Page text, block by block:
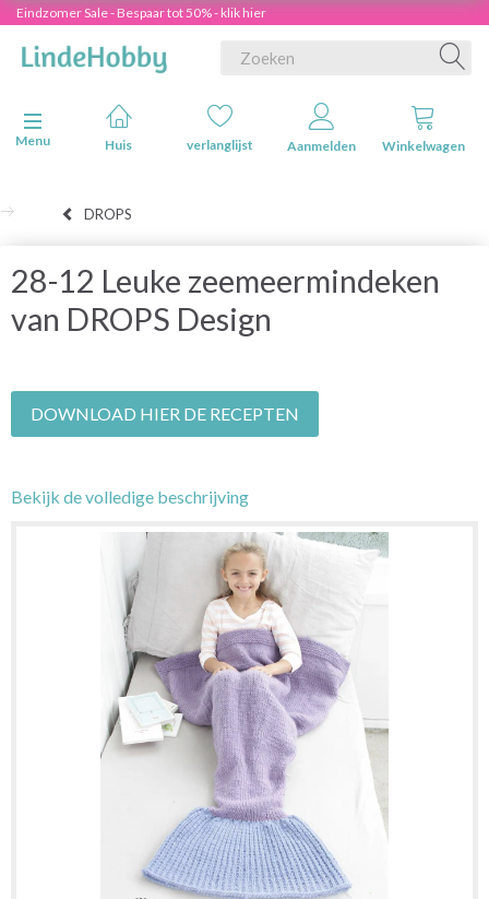
Eindzomer Sale - Bespaar tot 50% - klik hier
Navigatie in-/uitschakelen
Menu
Huis verlanglijst Aanmelden Winkelwagen
DROPS
28-12 Leuke zeemeermindeken
van DROPS Design
DOWNLOAD HIER DE RECEPTEN
Bekijk de volledige beschrijving